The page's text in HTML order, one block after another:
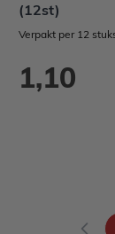
(12st)
Verpakt per 12
1,10